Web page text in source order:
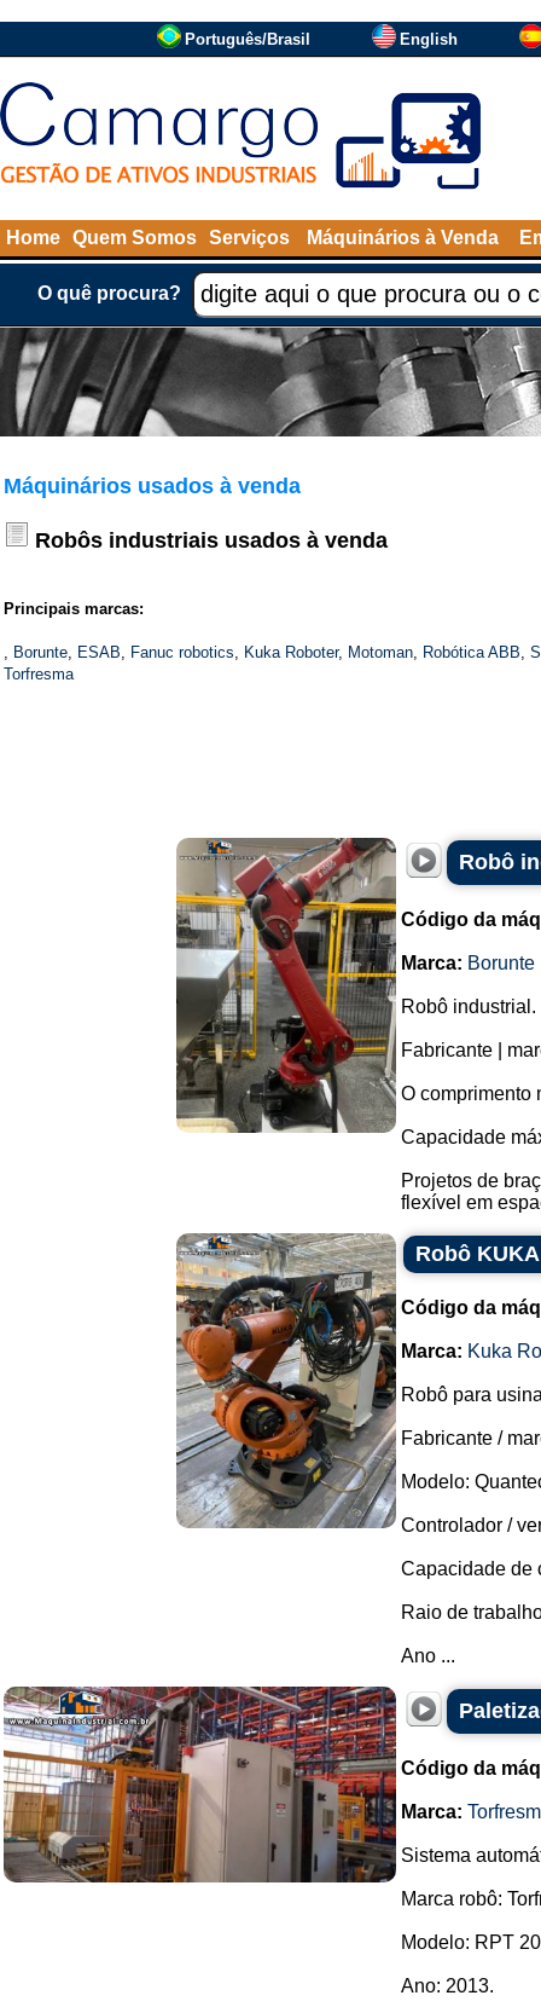
Português/Brasil English
Home Quem Somos Serviços Máquinários à Venda
O quê procura?
Máquinários usados à venda
Robôs industriais usados à venda
Principais marcas:
, Borunte, ESAB, Fanuc robotics, Kuka Roboter, Motoman, Robótica ABB,
Torfresma
Robô
Código da
Marca: Borunte
Robô industrial.
Fabricante |
O comprimento
Capacidade
Projetos de
flexível em
Robô
Código da
Marca: Kuka
Robô para
Fabricante /
Modelo:
Controlador /
Capacidade de
Raio de
Ano ...
Código da
Marca:
Sistema
Marca robô:
Modelo: RPT
Ano: 2013.